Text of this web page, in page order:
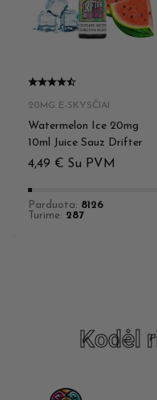
20MG E-SKYSČIAI
Watermelon Ice 20mg
10ml Juice Sauz Drifter
4,49 € Su PVM
Parduota: 8126
Turime: 287
Kodėl